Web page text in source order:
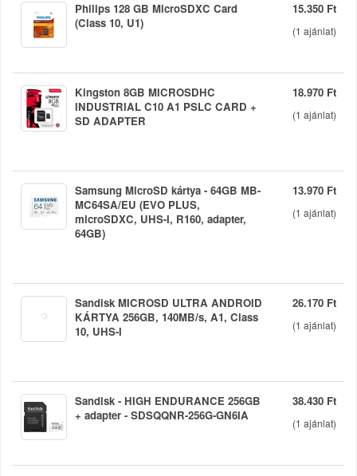
15.350 Ft
(1 ajánlat)
Philips 128 GB MicroSDXC Card
(Class 10, U1)
18.970 Ft
(1 ajánlat)
Kingston 8GB MICROSDHC
INDUSTRIAL C10 A1 PSLC CARD +
SD ADAPTER
13.970 Ft
(1 ajánlat)
Samsung MicroSD kártya - 64GB MB-
MC64SA/EU (EVO PLUS,
microSDXC, UHS-I, R160, adapter,
64GB)
26.170 Ft
(1 ajánlat)
Sandisk MICROSD ULTRA ANDROID
KÁRTYA 256GB, 140MB/s, A1, Class
10, UHS-I
38.430 Ft
(1 ajánlat)
Sandisk - HIGH ENDURANCE 256GB
+ adapter - SDSQQNR-256G-GN6IA